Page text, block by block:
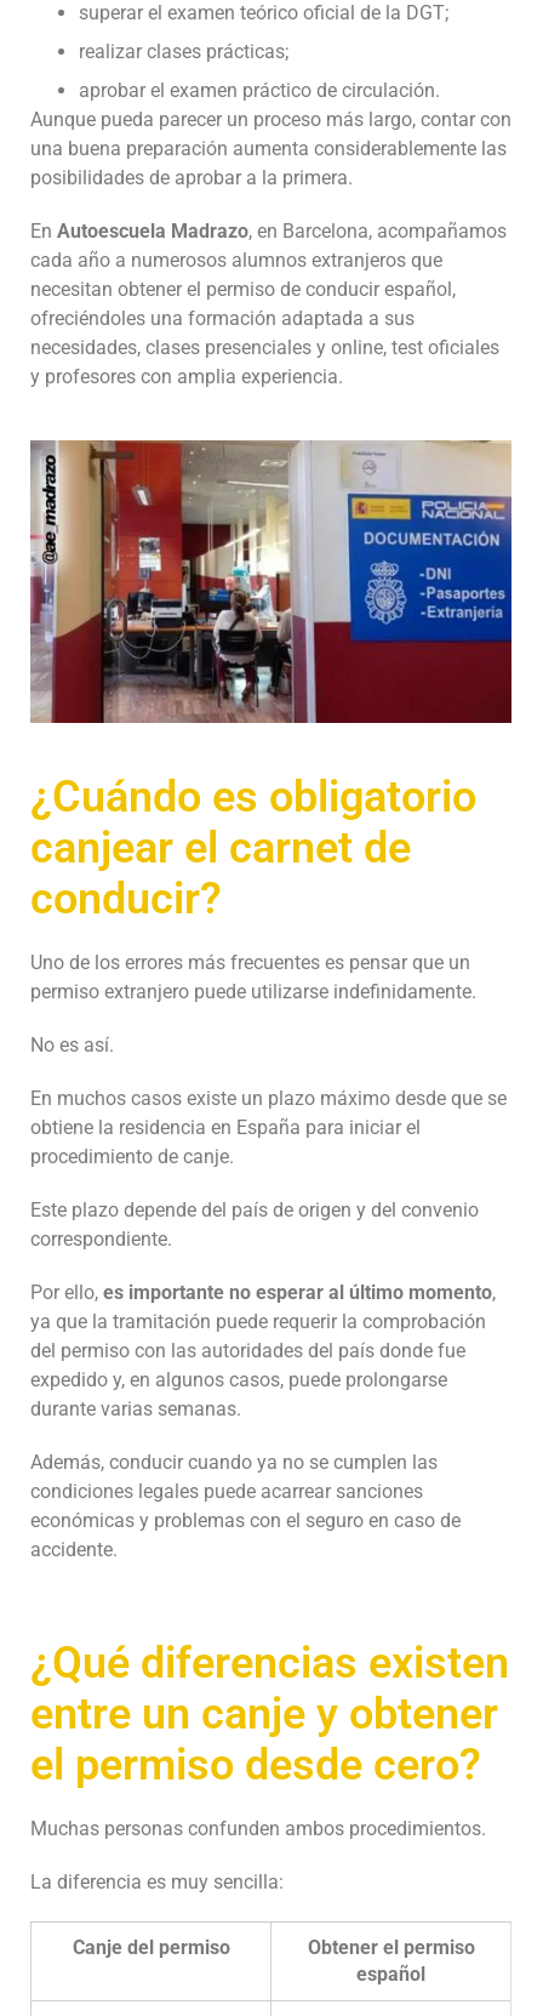
superar el examen teórico oficial de la DGT;
realizar clases prácticas;
aprobar el examen práctico de circulación.
Aunque pueda parecer un proceso más largo, contar con
una buena preparación aumenta considerablemente las
posibilidades de aprobar a la primera.
En Autoescuela Madrazo, en Barcelona, acompañamos
cada año a numerosos alumnos extranjeros que
necesitan obtener el permiso de conducir español,
ofreciéndoles una formación adaptada a sus
necesidades, clases presenciales y online, test oficiales
y profesores con amplia experiencia.
¿Cuándo es obligatorio
canjear el carnet de
conducir?
Uno de los errores más frecuentes es pensar que un
permiso extranjero puede utilizarse indefinidamente.
No es así.
En muchos casos existe un plazo máximo desde que se
obtiene la residencia en España para iniciar el
procedimiento de canje.
Este plazo depende del país de origen y del convenio
correspondiente.
Por ello, es importante no esperar al último momento,
ya que la tramitación puede requerir la comprobación
del permiso con las autoridades del país donde fue
expedido y, en algunos casos, puede prolongarse
durante varias semanas.
Además, conducir cuando ya no se cumplen las
condiciones legales puede acarrear sanciones
económicas y problemas con el seguro en caso de
accidente.
¿Qué diferencias existen
entre un canje y obtener
el permiso desde cero?
Muchas personas confunden ambos procedimientos.
La diferencia es muy sencilla:
Canje del permiso
Obtener el permiso
español